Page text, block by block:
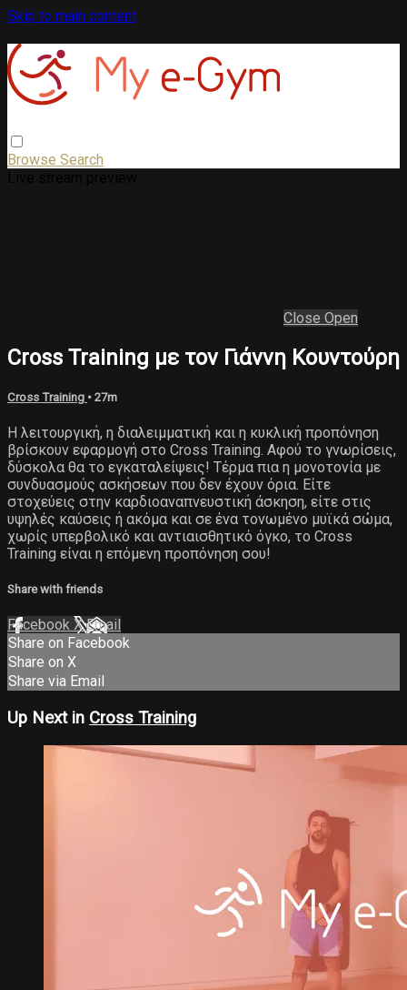
Skip to main content
Browse Search
Close Open
Cross Training με τον Γιάννη Κουντούρη
Cross Training • 27m
Η λειτουργική, η διαλειμματική και η κυκλική προπόνηση
βρίσκουν εφαρμογή στο Cross Training. Αφού το γνωρίσεις,
δύσκολα θα το εγκαταλείψεις! Τέρμα πια η μονοτονία με
συνδυασμούς ασκήσεων που δεν έχουν όρια. Είτε
στοχεύεις στην καρδιοαναπνευστική άσκηση, είτε στις
υψηλές καύσεις ή ακόμα και σε ένα τονωμένο μυϊκά σώμα,
χωρίς υπερβολικό και αντιαισθητικό όγκο, το Cross
Training είναι η επόμενη προπόνηση σου!
Share with friends
Facebook XEmail
Share on Facebook
Share on X
Share via Email
Up Next in Cross Training